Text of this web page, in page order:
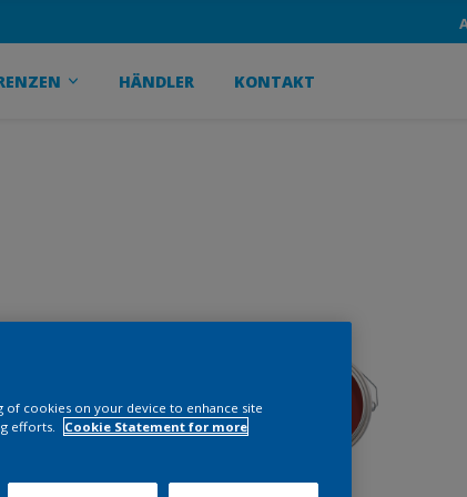
HÄNDLER KONTAKT
of cookies on your device to enhance site
efforts.
Cookie Statement for more